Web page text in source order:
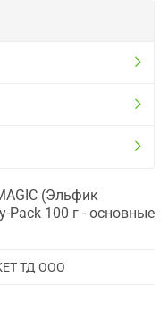
(Эльфик
100 г - основные
ТД ООО